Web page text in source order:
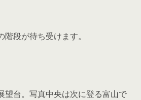
段が待ち受けます。
望台。写真中央は次に登る富山で